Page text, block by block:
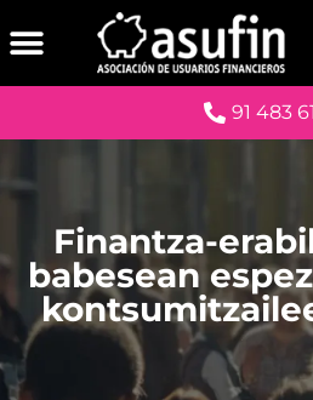
91 483
Finantza-
babesean